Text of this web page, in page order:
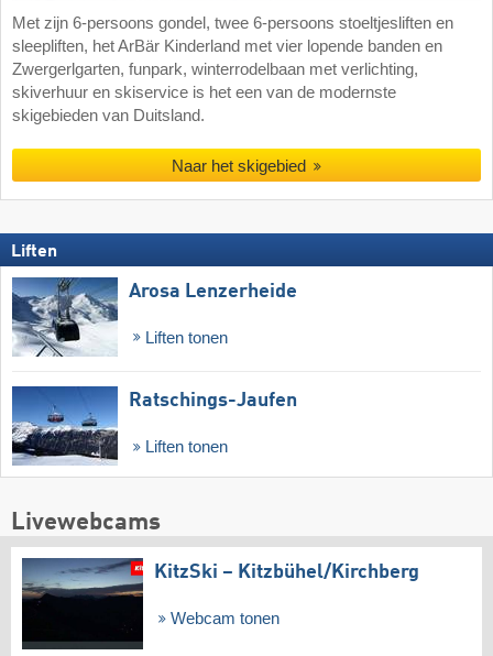
Met zijn 6-persoons gondel, twee 6-persoons stoeltjesliften en
sleepliften, het ArBär Kinderland met vier lopende banden en
Zwergerlgarten, funpark, winterrodelbaan met verlichting,
skiverhuur en skiservice is het een van de modernste
skigebieden van Duitsland.
Naar het skigebied
Liften
Arosa Lenzerheide
Liften tonen
Ratschings-Jaufen
Liften tonen
Livewebcams
KitzSki – Kitzbühel/​Kirchberg
Webcam tonen